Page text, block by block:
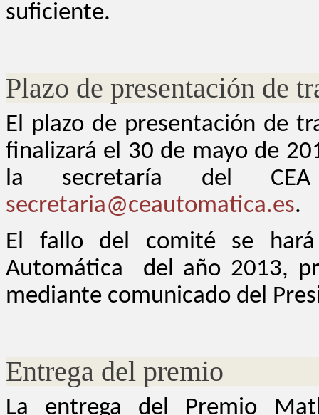
suficiente.
Plazo de presentación de
El plazo de presentación de
finalizará el 30 de mayo de
la secretaría del
secretaria@ceautomatica.es.
El fallo del comité se
Automática del año 2013,
mediante comunicado del
Entrega del premio
La entrega del Premio